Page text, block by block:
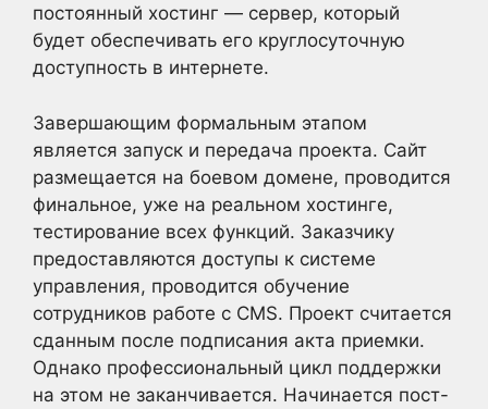
постоянный хостинг — сервер, который
будет обеспечивать его круглосуточную
доступность в интернете.
Завершающим формальным этапом
является запуск и передача проекта. Сайт
размещается на боевом домене, проводится
финальное, уже на реальном хостинге,
тестирование всех функций. Заказчику
предоставляются доступы к системе
управления, проводится обучение
сотрудников работе с CMS. Проект считается
сданным после подписания акта приемки.
Однако профессиональный цикл поддержки
на этом не заканчивается. Начинается пост-